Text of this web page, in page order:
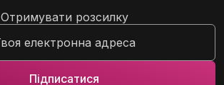
Отримувати розсилку